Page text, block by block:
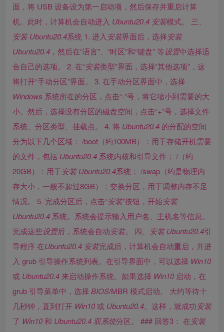
面，将 USB 设备设为第一启动项，然后保存并重启计算
机。此时，计算机会自动进入 Ubuntu20.4 安装模式。 三、
安装 Ubuntu20.4系统 1. 进入 安装界面后，选择安装
Ubuntu20.4 ，然后在“语言”、“时区”和“键盘” 等设置中选择适
合自己的选项。 2. 在“安装类型”界面，选择“其他选项”，这
将打开“手动分区”界面。 3. 在手动分区界面中，选择
Windows 系统所在的分区，点击“-”号，将它缩小到需要的大
小。然后，选择没有分区的磁盘空间，点击“+”号，选择文件
系统、分区类型、挂载点。 4. 将 Ubuntu20.4 的分配的空间
分为以下几个区域： /boot（约100MB）：用于存储开机需要
的文件，包括 Ubuntu20.4 系统内核和引导文件； /（约
20GB）：用于安装 Ubuntu20.4系统； /swap（约是物理内
存大小，一般不超过8GB）：交换分区，用于调整内存不足
情况。 5. 完成分区后，点击“安装”按钮，开始安装
Ubuntu20.4 系统。系统会提示输入用户名、主机名等信息。
完成这些设置后，系统会自动安装。 四、 安装 Ubuntu20.4引
导程序 在Ubuntu20.4 安装完成后，计算机会自动重启，并进
入 grub 引导操作系统列表。在引导界面中，可以选择 Win10
或 Ubuntu20.4来启动操作系统。如果选择 Win10 启动，在
grub 引导菜单中，选择 BIOS/MBR 模式启动。 大约等待十
几秒钟，直到打开 Win10或 Ubuntu20.4。这样，就成功安装
了 Win10和 Ubuntu20.4双系统分区。 ### 回答3： 在安装